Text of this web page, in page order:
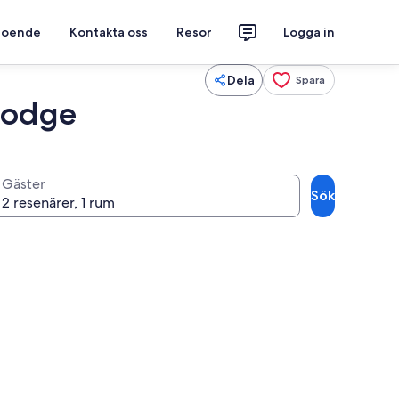
Kontakta oss Resor Logga in
Dela Spara
Gäster
Sök